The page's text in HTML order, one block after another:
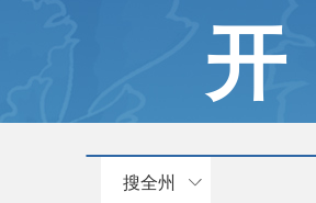
开
搜全州